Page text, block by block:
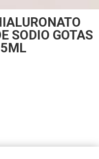
SODIO GOTAS